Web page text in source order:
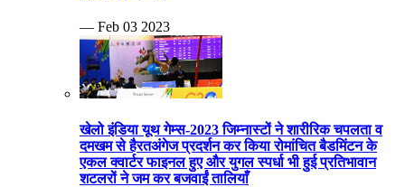
— Feb 03 2023
खेलो इंडिया यूथ गेम्स-2023 जिम्नास्टों ने शारीरिक चपलता व
दमखम से हैरतअंगेज प्रदर्शन कर किया रोमांचित बैडमिंटन के
एकल क्वार्टर फाइनल हुए और युगल स्पर्धा भी हुई प्रतिभावान
शटलरों ने जम कर बजवाईं तालियाँ